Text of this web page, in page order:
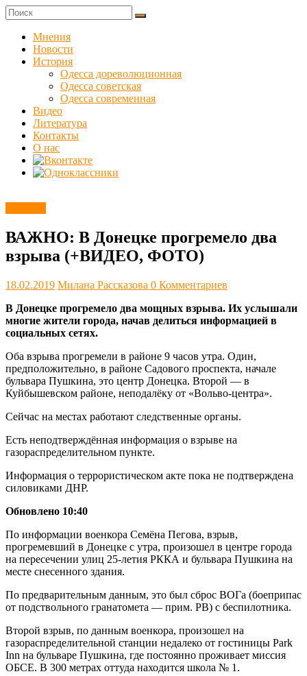
Skip
to
content
Куликовец
Сайт
одесского
сопротивления
Мнения
Новости
История
Одесса дореволюционная
Одесса советская
Одесса современная
Видео
Литература
Контакты
О нас
ВАЖНО: В Донецке прогремело два
взрыва (+ВИДЕО, ФОТО)
18.02.2019 Милана Рассказова 0 Комментариев
В Донецке прогремело два мощных взрыва. Их услышали
многие жители города, начав делиться информацией в
социальных сетях.
Оба взрыва прогремели в районе 9 часов утра. Один,
предположительно, в районе Садового проспекта, начале
бульвара Пушкина, это центр Донецка. Второй — в
Куйбышевском районе, неподалёку от «Вольво-центра».
Сейчас на местах работают следственные органы.
Есть неподтверждённая информация о взрыве на
газораспределительном пункте.
Информация о террористическом акте пока не подтверждена
силовиками ДНР.
Обновлено 10:40
По информации военкора Семёна Пегова, взрыв,
прогремевший в Донецке с утра, произошел в центре города
на пересечении улиц 25-летия РККА и бульвара Пушкина на
месте снесенного здания.
По предварительным данным, это был сброс ВОГа (боеприпас
от подствольного гранатомета — прим. РВ) с беспилотника.
Второй взрыв, по данным военкора, произошел на
газораспределительной станции недалеко от гостиницы Park
Inn на бульваре Пушкина, где постоянно проживает миссия
ОБСЕ. В 300 метрах оттуда находится школа № 1.